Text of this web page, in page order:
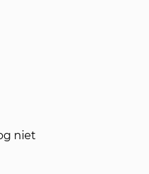
niet